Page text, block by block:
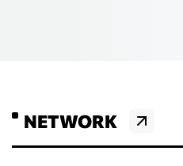
NETWORK